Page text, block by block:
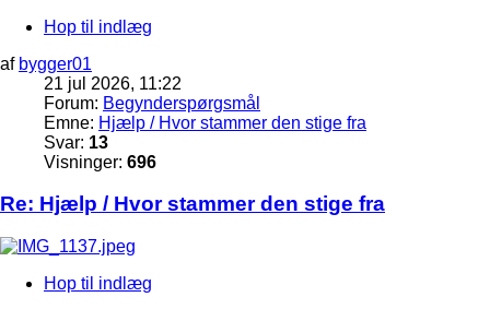
Hop til indlæg
af bygger01
21 jul 2026, 11:22
Forum: Begynderspørgsmål
Emne: Hjælp / Hvor stammer den stige fra
Svar: 13
Visninger: 696
Re: Hjælp / Hvor stammer den stige fra
Hop til indlæg